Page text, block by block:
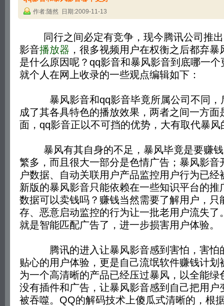
作者:随然 日期:2009-11-13
同行之间必定有竞争，现今腾讯公司推出
影音播放器 ，很多视频用户在权衡之后都弃
是什么原因呢？qq影音和暴风影音到底哪一
就个人在网上收录的一些观点编辑如下：
暴风影音和qq影音毕竟所属公司不同，
成了其各具特色的播放效果，两者之间一方面
面，qq影音正以不可挡的优势，大有取代暴风
暴风有其自身的不足，暴风毕竟是要赚钱
繁多，而且很大一部分是色情广告；暴风影音
户数据、自动关联用户产品监控用户行为已经
新版的暴风影音只能依赖在一些知识平台的推
数据可以卖钱吗？赚钱当然需要了解用户，只
存、恶意启动监控的行为让一批老用户流失了
就是智能匹配广告了，进一步损害用户体验。
腾讯的进入让暴风影音感到害怕，害怕
贴心的用户体验，更是自己流氓软件赚钱计划
为一个高清晰的产品已经压过暴风，以全能绿
没有插件和广告，让暴风影音感到自己把用户
被吞噬。QQ的解码技术上傻瓜式清晰的，根